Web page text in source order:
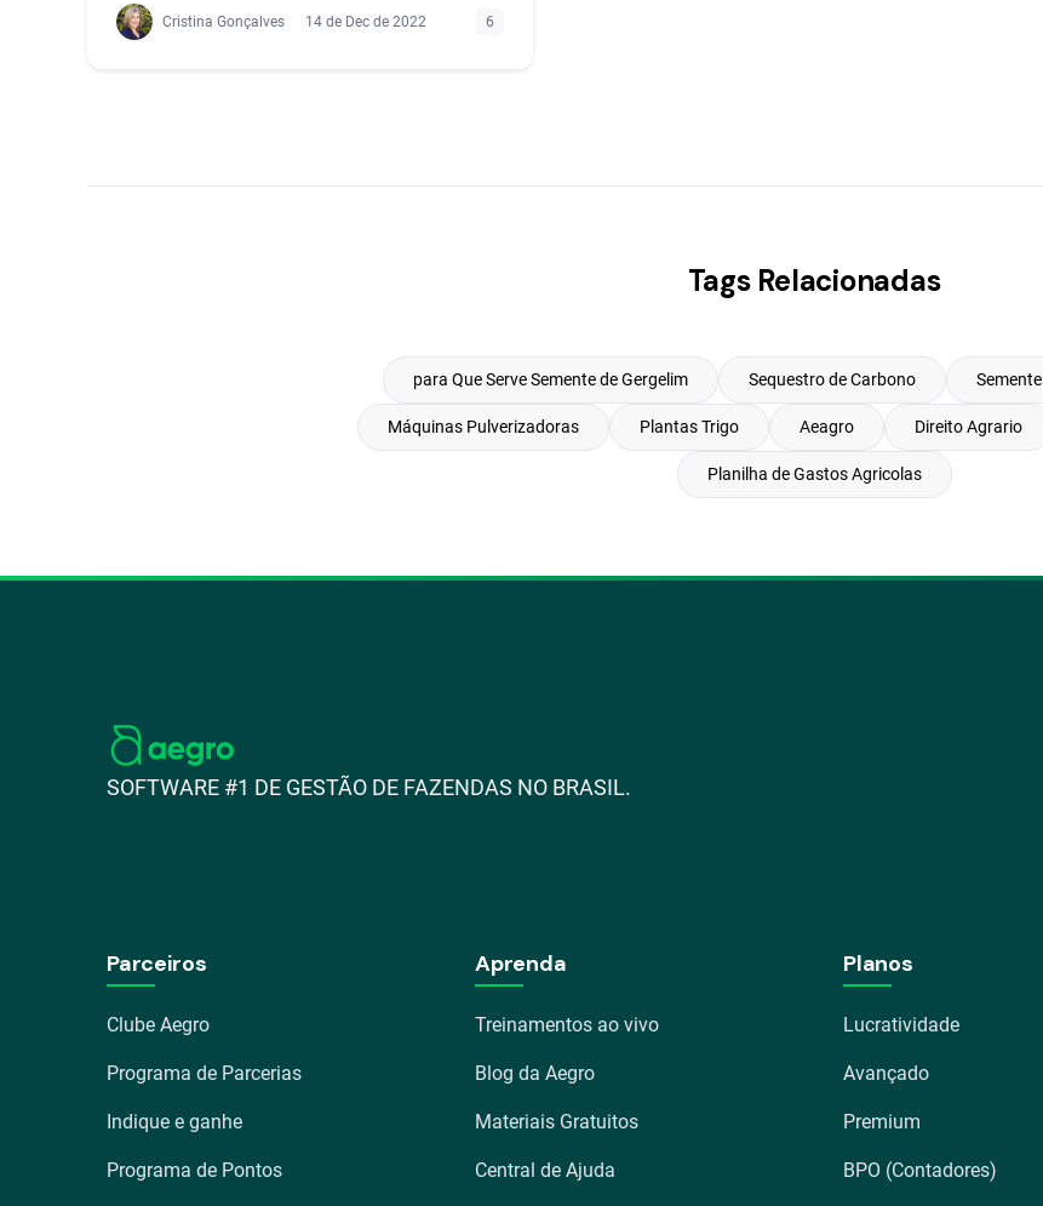
Cristina Gonçalves 14 de Dec de 2022 6
Tags Relacionadas
para Que Serve Semente de Gergelim Sequestro de Carbono Semente
Máquinas Pulverizadoras Plantas Trigo Aeagro Direito Agrario
Planilha de Gastos Agricolas
SOFTWARE #1 DE GESTÃO DE FAZENDAS NO BRASIL.
Parceiros
Clube Aegro
Programa de Parcerias
Indique e ganhe
Programa de Pontos
Aprenda
Treinamentos ao vivo
Blog da Aegro
Materiais Gratuitos
Central de Ajuda
Planos
Lucratividade
Avançado
Premium
BPO (Contadores)